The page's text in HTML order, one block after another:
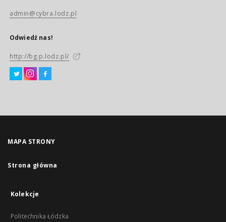
admin@cybra.lodz.pl
Odwiedź nas!
http://bg.p.lodz.pl/
MAPA STRONY
Strona główna
Kolekcje
Politechnika Łódzka